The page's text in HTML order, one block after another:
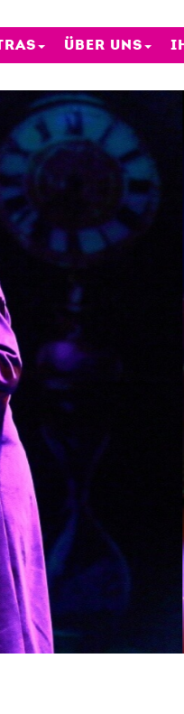
ÜBER UNS